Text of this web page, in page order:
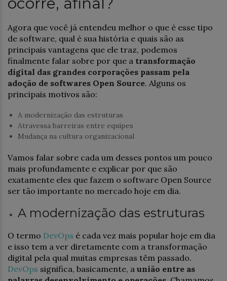
Agora que você já entendeu melhor o que é esse tipo
de software, qual é sua história e quais são as
principais vantagens que ele traz, podemos
finalmente falar sobre por que a transformação
digital das grandes corporações passam pela
adoção de softwares Open Source. Alguns os
principais motivos são:
A modernização das estruturas
Atravessa barreiras entre equipes
Mudança na cultura organizacional
Vamos falar sobre cada um desses pontos um pouco
mais profundamente e explicar por que são
exatamente eles que fazem o software Open Source
ser tão importante no mercado hoje em dia.
A modernização das estruturas
O termo DevOps é cada vez mais popular hoje em dia
e isso tem a ver diretamente com a transformação
digital pela qual muitas empresas têm passado.
DevOps significa, basicamente, a união entre as